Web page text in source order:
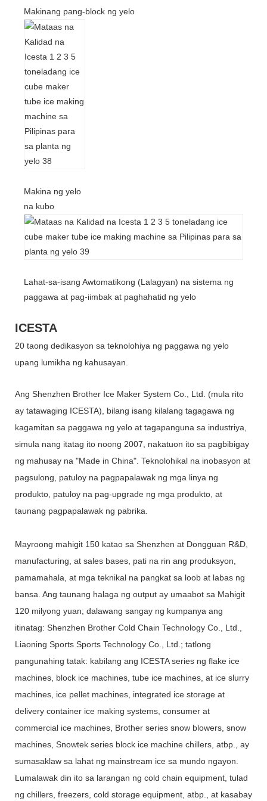
Makinang pang-block ng yelo
Makina ng yelo
na kubo
Lahat-sa-isang Awtomatikong (Lalagyan) na sistema ng
paggawa at pag-iimbak at paghahatid ng yelo
ICESTA
20 taong dedikasyon sa teknolohiya ng paggawa ng yelo
upang lumikha ng kahusayan.
Ang Shenzhen Brother Ice Maker System Co., Ltd. (mula rito
ay tatawaging ICESTA), bilang isang kilalang tagagawa ng
kagamitan sa paggawa ng yelo at tagapanguna sa industriya,
simula nang itatag ito noong 2007, nakatuon ito sa pagbibigay
ng mahusay na "Made in China". Teknolohikal na inobasyon at
pagsulong, patuloy na pagpapalawak ng mga linya ng
produkto, patuloy na pag-upgrade ng mga produkto, at
taunang pagpapalawak ng pabrika.
Mayroong mahigit 150 katao sa Shenzhen at Dongguan R&D,
manufacturing, at sales bases, pati na rin ang produksyon,
pamamahala, at mga teknikal na pangkat sa loob at labas ng
bansa. Ang taunang halaga ng output ay umaabot sa Mahigit
120 milyong yuan; dalawang sangay ng kumpanya ang
itinatag: Shenzhen Brother Cold Chain Technology Co., Ltd.,
Liaoning Sports Sports Technology Co., Ltd.; tatlong
pangunahing tatak: kabilang ang ICESTA series ng flake ice
machines, block ice machines, tube ice machines, at ice slurry
machines, ice pellet machines, integrated ice storage at
delivery container ice making systems, consumer at
commercial ice machines, Brother series snow blowers, snow
machines, Snowtek series block ice machine chillers, atbp., ay
sumasaklaw sa lahat ng mainstream ice sa mundo ngayon.
Lumalawak din ito sa larangan ng cold chain equipment, tulad
ng chillers, freezers, cold storage equipment, atbp., at kasabay